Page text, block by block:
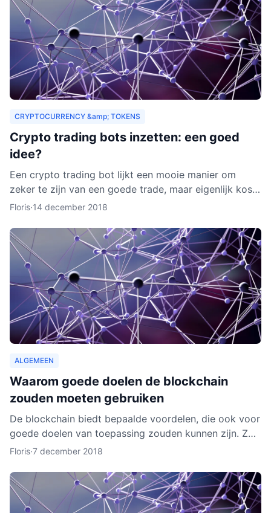
CRYPTOCURRENCY &amp; TOKENS
Crypto trading bots inzetten: een goed
idee?
Een crypto trading bot lijkt een mooie manier om
zeker te zijn van een goede trade, maar eigenlijk kost
het instellen van een bot nog aardig wat tijd en
Floris·14 december 2018
ALGEMEEN
Waarom goede doelen de blockchain
zouden moeten gebruiken
De blockchain biedt bepaalde voordelen, die ook voor
goede doelen van toepassing zouden kunnen zijn. Zo
zouden organisaties ook een heel nieuw publiek
Floris·7 december 2018